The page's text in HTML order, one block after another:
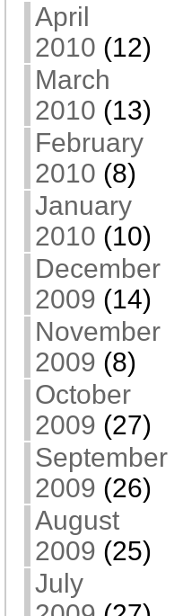
April
2010 (12)
March
2010 (13)
February
2010 (8)
January
2010 (10)
December
2009 (14)
November
2009 (8)
October
2009 (27)
September
2009 (26)
August
2009 (25)
July